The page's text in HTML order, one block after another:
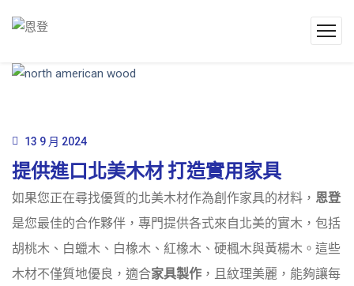
13 9 月 2024
提供進口北美木材 打造實用家具
如果您正在尋找優質的北美木材作為創作家具的材料， 恩登
是您最佳的合作夥伴，專門提供各式來自北美的實木，包括
胡桃木、白蠟木、白橡木、紅橡木、硬楓木與黃楊木。這些
木材不僅質地優良，適合家具製作 ，且紋理美麗，能夠讓每